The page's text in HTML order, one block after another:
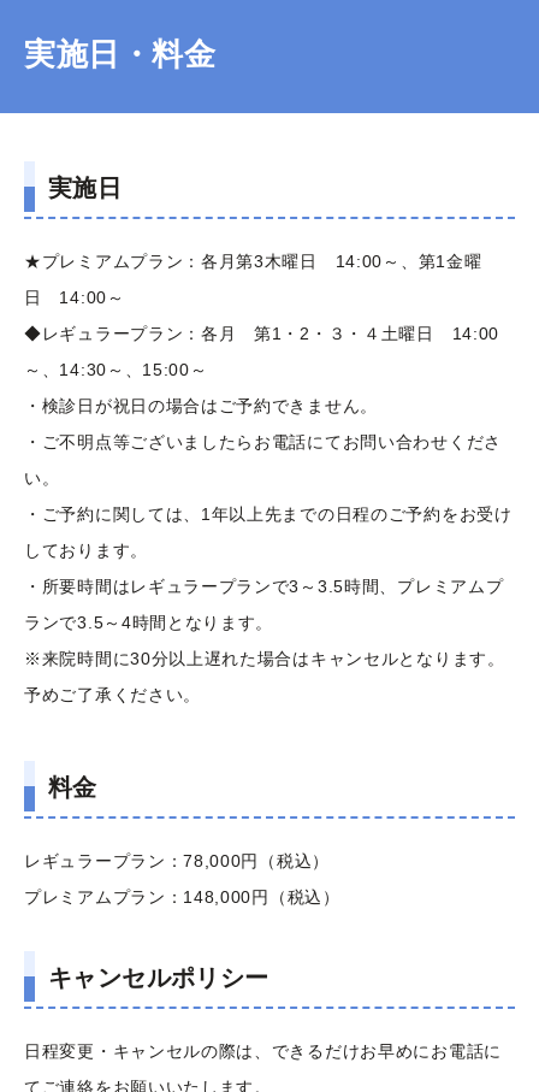
実施日・料金
実施日
★プレミアムプラン：各月第3木曜日 14:00～、第1金曜
日 14:00～
◆レギュラープラン：各月 第1・2・３・４土曜日 14:00
～、14:30～、15:00～
・検診日が祝日の場合はご予約できません。
・ご不明点等ございましたらお電話にてお問い合わせくださ
い。
・ご予約に関しては、1年以上先までの日程のご予約をお受け
しております。
・所要時間はレギュラープランで3～3.5時間、プレミアムプ
ランで3.5～4時間となります。
※来院時間に30分以上遅れた場合はキャンセルとなります。
予めご了承ください。
料金
レギュラープラン：78,000円（税込）
プレミアムプラン：148,000円（税込）
キャンセルポリシー
日程変更・キャンセルの際は、できるだけお早めにお電話に
てご連絡をお願いいたします。